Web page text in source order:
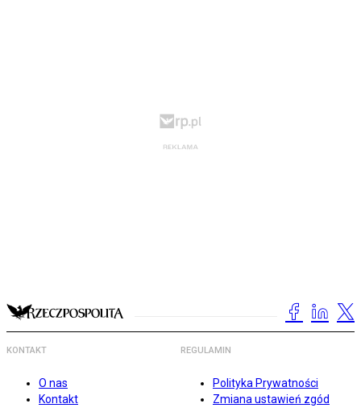
KONTAKT
O nas
Kontakt
REGULAMIN
Polityka Prywatności
Zmiana ustawień zgód